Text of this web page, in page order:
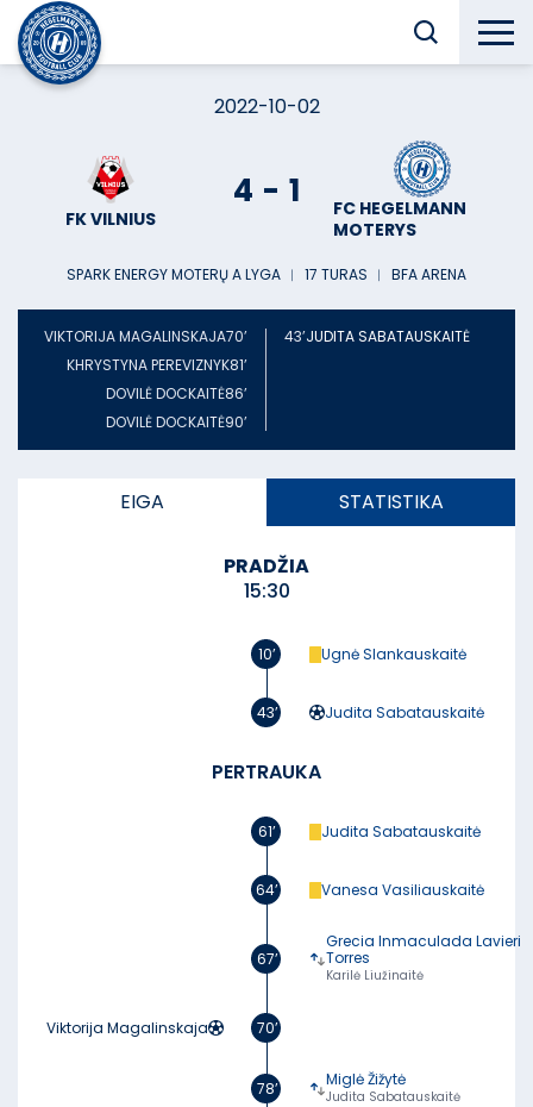
2022-10-02
FK VILNIUS
4 - 1
FC HEGELMANN
MOTERYS
SPARK ENERGY MOTERŲ A LYGA ︱ 17 TURAS ︱ BFA ARENA
VIKTORIJA MAGALINSKAJA70’
KHRYSTYNA PEREVIZNYK81’
DOVILĖ DOCKAITĖ86’
DOVILĖ DOCKAITĖ90’
43’JUDITA SABATAUSKAITĖ
EIGA STATISTIKA
PRADŽIA
15:30
10’ Ugnė Slankauskaitė
43’ Judita Sabatauskaitė
PERTRAUKA
61’ Judita Sabatauskaitė
64’ Vanesa Vasiliauskaitė
67’
Grecia Inmaculada Lavieri
Torres
Karilė Liužinaitė
Viktorija Magalinskaja 70’
78’ Miglė Žižytė
Judita Sabatauskaitė